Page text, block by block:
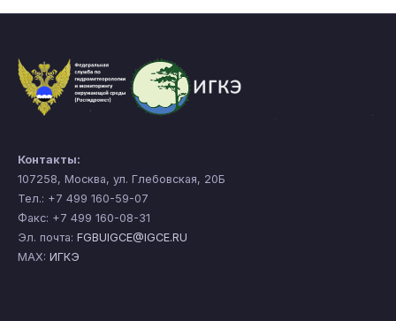
Контакты:
107258, Москва, ул. Глебовская, 20Б
Тел.: +7 499 160-59-07
Факс: +7 499 160-08-31
Эл. почта: FGBUIGCE@IGCE.RU
MAX: ИГКЭ